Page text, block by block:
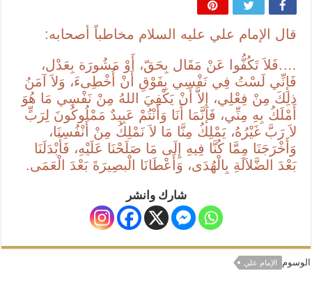
قال الإمام علي عليه السلام مخاطباً أصحابه:
….فَلاَ تَكُفُّوا عَنْ مَقَال بِحَقّ، أَوْ مَشُورَة بِعَدْل،
فَإِنِّي لَسْتُ فِي نَفْسِي بِفَوْقِ أَنْ أُخْطِىءَ، وَلاَ آمَنُ
ذلِكَ مِنْ فِعْلِي، إِلاَّ أَنْ يَكْفِيَ اللهُ مِنْ نَفْسِي مَا هُوَ
أَمْلَكُ بِهِ مِنِّي، فَإنَّمَا أَنَا وَأَنْتُمْ عَبِيدٌ مَمْلُوكُونَ لِرَبٍّ
لاَ رَبَّ غَيْرُهُ، يَمْلِكُ مِنَّا مَا لاَ نَمْلِكُ مِنْ أَنْفُسِنَا،
وَأَخْرَجَنَا مِمَّا كُنَّا فِيهِ إِلَى مَا صَلَحْنَا عَلَيْهِ، فَأَبْدَلَنَا
بَعْدَ الضَّلاَلَةِ بِالْهُدَى، وَأَعْطَانَا الْبصِيرَةَ بَعْدَ الْعَمَى.
شارك وانشر
الوسوم الإمام علي